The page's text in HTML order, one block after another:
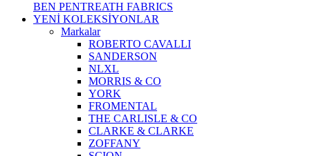
BEN PENTREATH FABRICS
YENİ KOLEKSİYONLAR
Markalar
ROBERTO CAVALLI
SANDERSON
NLXL
MORRIS & CO
YORK
FROMENTAL
THE CARLISLE & CO
CLARKE & CLARKE
ZOFFANY